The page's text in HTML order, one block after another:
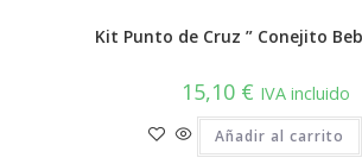
Kit Punto de Cruz ” Conejito
15,10 € IVA incluido
Añadir al carrito